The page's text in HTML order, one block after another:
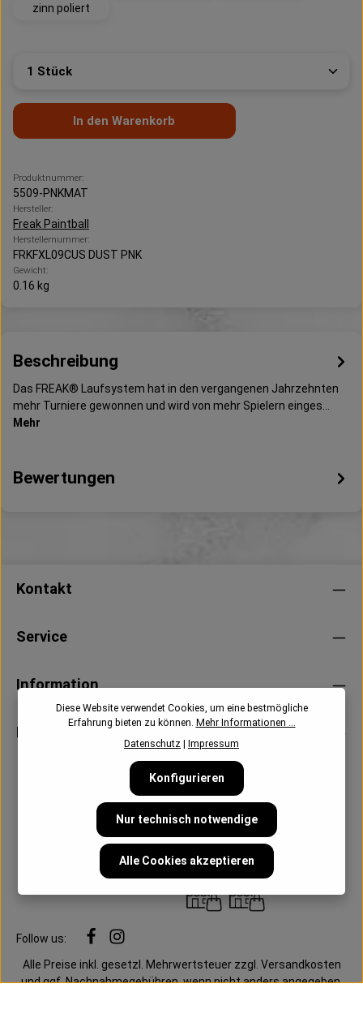
zinn poliert
Produkt Anzahl: Gib den gewünschten Wert ein
In den Warenkorb
Produktnummer:
5509-PNKMAT
Hersteller:
Freak Paintball
Herstellernummer:
FRKFXL09CUS DUST PNK
Gewicht:
0.16 kg
Beschreibung
Das FREAK® Laufsystem hat in den vergangenen Jahrzehnten
mehr Turniere gewonnen und wird von mehr Spielern einges…
Mehr
Bewertungen
Kontakt
Service
Information
Newsletter
Follow us:
Alle Preise inkl. gesetzl. Mehrwertsteuer zzgl. Versandkosten
und ggf. Nachnahmegebühren, wenn nicht anders angegeben.
Diese Website verwendet Cookies, um eine bestmögliche
Erfahrung bieten zu können. Mehr Informationen ...
Datenschutz
Impressum
Nur technisch notwendige
Konfigurieren
Alle Cookies akzeptieren